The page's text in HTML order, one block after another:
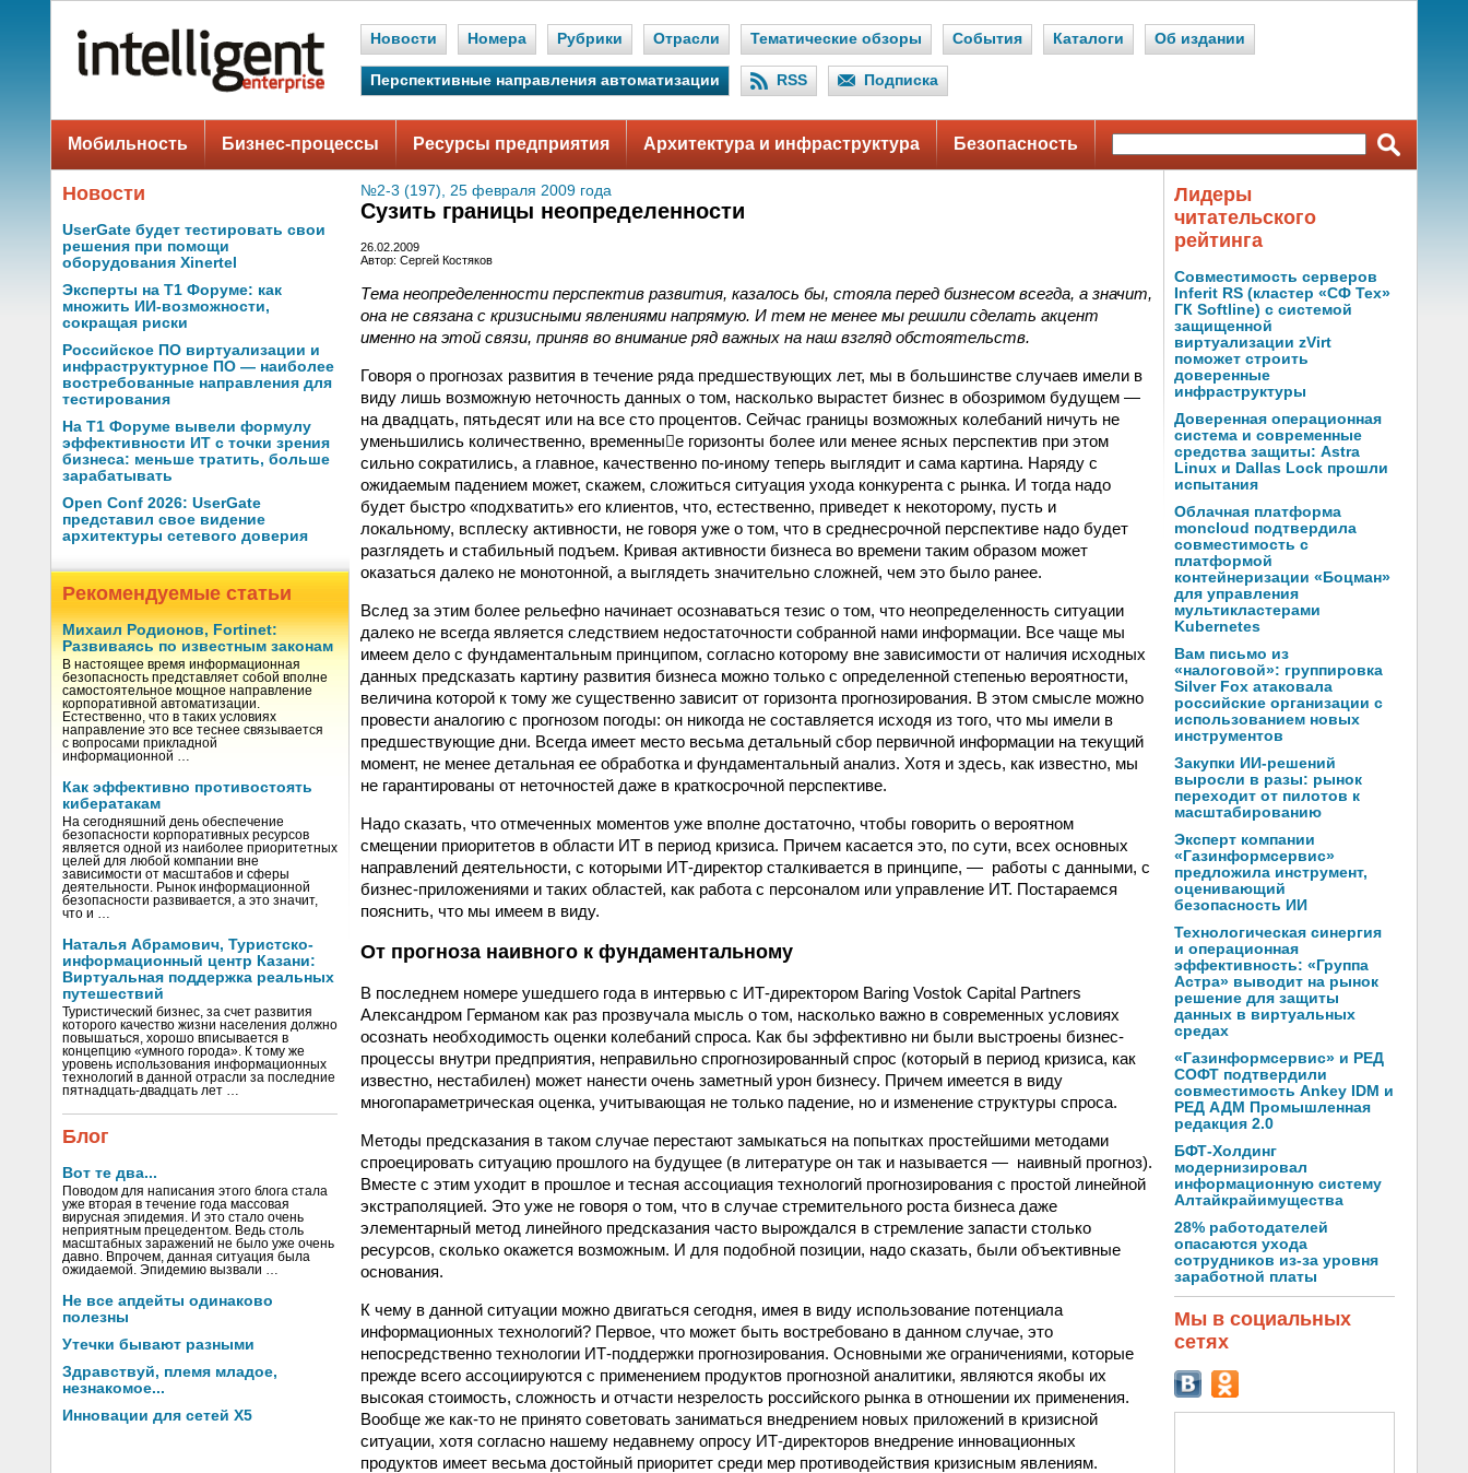
Новости Номера Рубрики Отрасли Тематические обзоры События Каталоги Об издании
Перспективные направления автоматизации RSS Подписка
Мобильность Бизнес-процессы Ресурсы предприятия Архитектура и инфраструктура Безопасность
Новости
UserGate будет тестировать свои
решения при помощи
оборудования Xinertel
Эксперты на Т1 Форуме: как
множить ИИ-возможности,
сокращая риски
Российское ПО виртуализации и
инфраструктурное ПО — наиболее
востребованные направления для
тестирования
На Т1 Форуме вывели формулу
эффективности ИТ с точки зрения
бизнеса: меньше тратить, больше
зарабатывать
Open Conf 2026: UserGate
представил свое видение
архитектуры сетевого доверия
Рекомендуемые статьи
Михаил Родионов, Fortinet:
Развиваясь по известным законам
В настоящее время информационная
безопасность представляет собой вполне
самостоятельное мощное направление
корпоративной автоматизации.
Естественно, что в таких условиях
направление это все теснее связывается
с вопросами прикладной
информационной …
Как эффективно противостоять
кибератакам
На сегодняшний день обеспечение
безопасности корпоративных ресурсов
является одной из наиболее приоритетных
целей для любой компании вне
зависимости от масштабов и сферы
деятельности. Рынок информационной
безопасности развивается, а это значит,
что и …
Наталья Абрамович, Туристско-
информационный центр Казани:
Виртуальная поддержка реальных
путешествий
Туристический бизнес, за счет развития
которого качество жизни населения должно
повышаться, хорошо вписывается в
концепцию «умного города». К тому же
уровень использования информационных
технологий в данной отрасли за последние
пятнадцать-двадцать лет …
Блог
Вот те два...
Поводом для написания этого блога стала
уже вторая в течение года массовая
вирусная эпидемия. И это стало очень
неприятным прецедентом. Ведь столь
масштабных заражений не было уже очень
давно. Впрочем, данная ситуация была
ожидаемой. Эпидемию вызвали …
Не все апдейты одинаково
полезны
Утечки бывают разными
Здравствуй, племя младое,
незнакомое...
Инновации для сетей X5
№2-3 (197), 25 февраля 2009 года
Сузить границы неопределенности
26.02.2009
Автор: Сергей Костяков
Тема неопределенности перспектив развития, казалось бы, стояла перед бизнесом всегда, а значит,
она не связана с кризисными явлениями напрямую. И тем не менее мы решили сделать акцент
именно на этой связи, приняв во внимание ряд важных на наш взгляд обстоятельств.
Говоря о прогнозах развития в течение ряда предшествующих лет, мы в большинстве случаев имели в
виду лишь возможную неточность данных о том, насколько вырастет бизнес в обозримом будущем —
на двадцать, пятьдесят или на все сто процентов. Сейчас границы возможных колебаний ничуть не
уменьшились количественно, временные горизонты более или менее ясных перспектив при этом
сильно сократились, а главное, качественно по‑иному теперь выглядит и сама картина. Наряду с
ожидаемым падением может, скажем, сложиться ситуация ухода конкурента с рынка. И тогда надо
будет быстро «подхватить» его клиентов, что, естественно, приведет к некоторому, пусть и
локальному, всплеску активности, не говоря уже о том, что в среднесрочной перспективе надо будет
разглядеть и стабильный подъем. Кривая активности бизнеса во времени таким образом может
оказаться далеко не монотонной, а выглядеть значительно сложней, чем это было ранее.
Вслед за этим более рельефно начинает осознаваться тезис о том, что неопределенность ситуации
далеко не всегда является следствием недостаточности собранной нами информации. Все чаще мы
имеем дело с фундаментальным принципом, согласно которому вне зависимости от наличия исходных
данных предсказать картину развития бизнеса можно только с определенной степенью вероятности,
величина которой к тому же существенно зависит от горизонта прогнозирования. В этом смысле можно
провести аналогию с прогнозом погоды: он никогда не составляется исходя из того, что мы имели в
предшествующие дни. Всегда имеет место весьма детальный сбор первичной информации на текущий
момент, не менее детальная ее обработка и фундаментальный анализ. Хотя и здесь, как известно, мы
не гарантированы от неточностей даже в краткосрочной перспективе.
Надо сказать, что отмеченных моментов уже вполне достаточно, чтобы говорить о вероятном
смещении приоритетов в области ИТ в период кризиса. Причем касается это, по сути, всех основных
направлений деятельности, с которыми ИТ-директор сталкивается в принципе, — работы с данными, с
бизнес-приложениями и таких областей, как работа с персоналом или управление ИТ. Постараемся
пояснить, что мы имеем в виду.
От прогноза наивного к фундаментальному
В последнем номере ушедшего года в интервью с ИТ-директором Baring Vostok Capital Partners
Александром Германом как раз прозвучала мысль о том, насколько важно в современных условиях
осознать необходимость оценки колебаний спроса. Как бы эффективно ни были выстроены бизнес-
процессы внутри предприятия, неправильно спрогнозированный спрос (который в период кризиса, как
известно, нестабилен) может нанести очень заметный урон бизнесу. Причем имеется в виду
многопараметрическая оценка, учитывающая не только падение, но и изменение структуры спроса.
Методы предсказания в таком случае перестают замыкаться на попытках простейшими методами
спроецировать ситуацию прошлого на будущее (в литературе он так и называется — наивный прогноз).
Вместе с этим уходит в прошлое и тесная ассоциация технологий прогнозирования с простой линейной
экстраполяцией. Это уже не говоря о том, что в случае стремительного роста бизнеса даже
элементарный метод линейного предсказания часто вырождался в стремление запасти столько
ресурсов, сколько окажется возможным. И для подобной позиции, надо сказать, были объективные
основания.
К чему в данной ситуации можно двигаться сегодня, имея в виду использование потенциала
информационных технологий? Первое, что может быть востребовано в данном случае, это
непосредственно технологии ИТ-поддержки прогнозирования. Основными же ограничениями, которые
прежде всего ассоциируются с применением продуктов прогнозной аналитики, являются якобы их
высокая стоимость, сложность и отчасти незрелость российского рынка в отношении их применения.
Вообще же как‑то не принято советовать заниматься внедрением новых приложений в кризисной
ситуации, хотя согласно нашему недавнему опросу ИТ-директоров внедрение инновационных
продуктов имеет весьма достойный приоритет среди мер противодействия кризисным явлениям.
Лидеры
читательского
рейтинга
Совместимость серверов
Inferit RS (кластер «СФ Тех»
ГК Softline) с системой
защищенной
виртуализации zVirt
поможет строить
доверенные
инфраструктуры
Доверенная операционная
система и современные
средства защиты: Astra
Linux и Dallas Lock прошли
испытания
Облачная платформа
moncloud подтвердила
совместимость с
платформой
контейнеризации «Боцман»
для управления
мультикластерами
Kubernetes
Вам письмо из
«налоговой»: группировка
Silver Fox атаковала
российские организации с
использованием новых
инструментов
Закупки ИИ-решений
выросли в разы: рынок
переходит от пилотов к
масштабированию
Эксперт компании
«Газинформсервис»
предложила инструмент,
оценивающий
безопасность ИИ
Технологическая синергия
и операционная
эффективность: «Группа
Астра» выводит на рынок
решение для защиты
данных в виртуальных
средах
«Газинформсервис» и РЕД
СОФТ подтвердили
совместимость Ankey IDM и
РЕД АДМ Промышленная
редакция 2.0
БФТ-Холдинг
модернизировал
информационную систему
Алтайкрайимущества
28% работодателей
опасаются ухода
сотрудников из-за уровня
заработной платы
Мы в социальных
сетях